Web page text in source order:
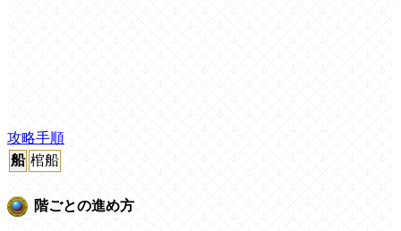
攻略手順
船 棺船
階ごとの進め方